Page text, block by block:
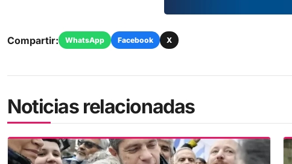
Compartir: WhatsApp Facebook X
Noticias relacionadas